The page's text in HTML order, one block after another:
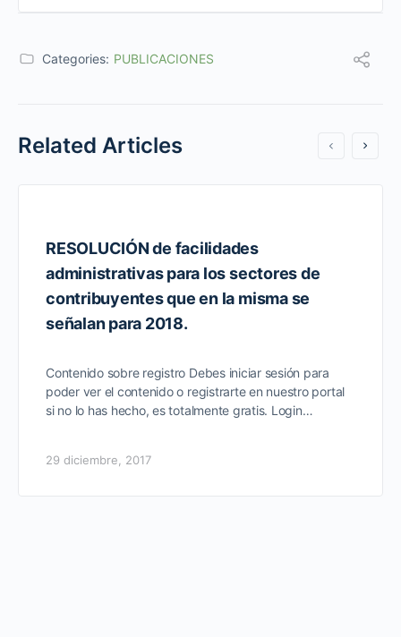
Categories: PUBLICACIONES
Related Articles
RESOLUCIÓN de facilidades
administrativas para los sectores de
contribuyentes que en la misma se
señalan para 2018.
Contenido sobre registro Debes iniciar sesión para
poder ver el contenido o registrarte en nuestro portal
si no lo has hecho, es totalmente gratis. Login…
29 diciembre, 2017